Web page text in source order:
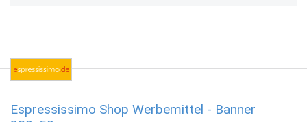
Espressissimo Shop Werbemittel - Banner